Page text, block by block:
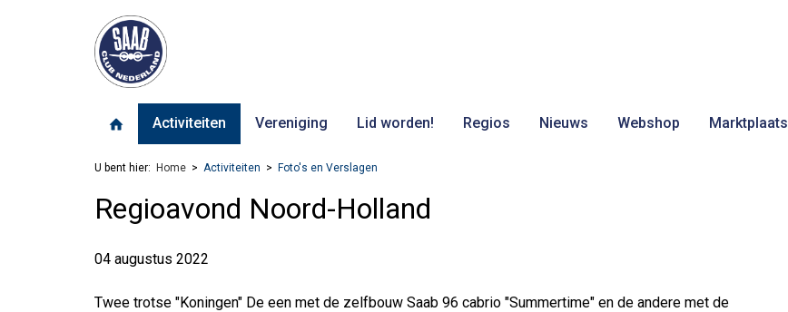
Activiteiten Vereniging Lid worden! Regios Nieuws Webshop Marktplaats
U bent hier: Home Activiteiten Foto's en Verslagen
Regioavond Noord-Holland
04 augustus 2022
Twee trotse "Koningen" De een met de zelfbouw Saab 96 cabrio "Summertime" en de andere met de